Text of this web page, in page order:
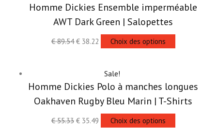
Homme Dickies Ensemble imperméable
AWT Dark Green | Salopettes
€89.54 €38.22 Choix des options
Sale!
Homme Dickies Polo à manches longues
Oakhaven Rugby Bleu Marin | T-Shirts
€55.33 €35.49 Choix des options